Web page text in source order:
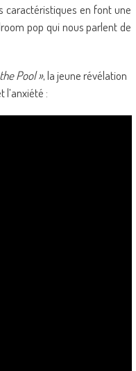
caractéristiques en font une
pop qui nous parlent de
Pool », la jeune révélation
l’anxiété :